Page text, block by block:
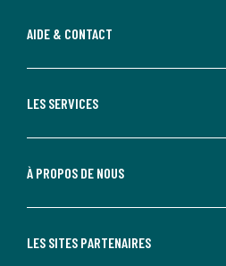
AIDE & CONTACT
LES SERVICES
À PROPOS DE NOUS
LES SITES PARTENAIRES